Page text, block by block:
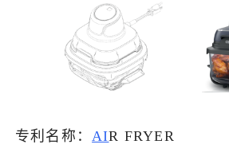
专利名称：AIR FRYER